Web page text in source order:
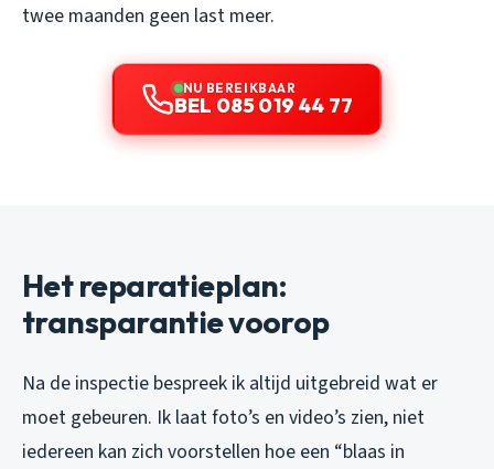
twee maanden geen last meer.
NU BEREIKBAAR
BEL 085 019 44 77
Het reparatieplan:
transparantie voorop
Na de inspectie bespreek ik altijd uitgebreid wat er
moet gebeuren. Ik laat foto’s en video’s zien, niet
iedereen kan zich voorstellen hoe een “blaas in